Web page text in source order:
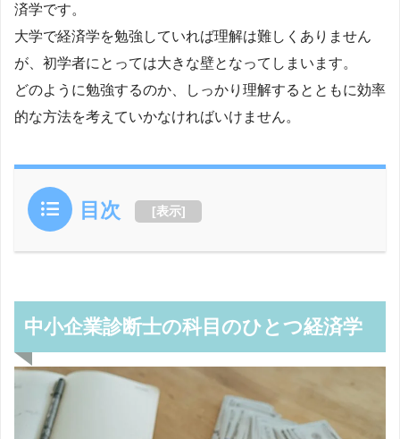
済学です。
大学で経済学を勉強していれば理解は難しくありません
が、初学者にとっては大きな壁となってしまいます。
どのように勉強するのか、しっかり理解するとともに効率
的な方法を考えていかなければいけません。
目次 [表示]
中小企業診断士の科目のひとつ経済学